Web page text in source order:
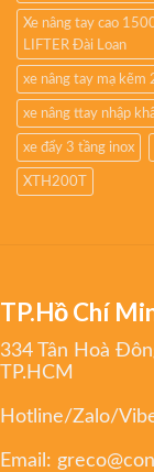
Xe nâng tay cao
LIFTER Đài Loan
xe nâng tay mạ kẽm
xe nâng ttay nhập
xe đẩy 3 tầng inox
XTH200T
TP.Hồ Chí
334 Tân Hoà
TP.HCM
Hotline/Zalo/
Email: